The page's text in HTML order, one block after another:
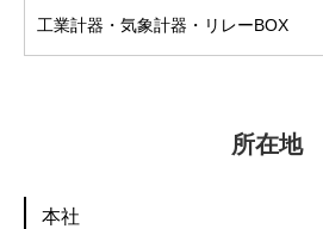
工業計器・気象計器・リレーBOX
所在地
本社